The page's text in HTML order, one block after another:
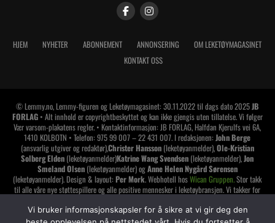
HJEM NYHETER ABONNEMENT ANNONSERING
OM LEKETØYMAGASINET
KONTAKT OSS
© Lemmy.no, Lemmy-figuren og Leketøymagasinet: 30.11.2022 til dags dato 2025JB
FORLAG• Alt innhold er copyrightbeskyttet og kan ikke gjengis uten tillatelse. Vi følger
Vær varsom-plakatens regler. • Kontaktinformasjon: JB FORLAG, Halfdan Kjerulfs vei 6A,
1410 KOLBOTN • Telefon: 975 99 007 – 22 431 007. I redaksjonen:John Berge
(ansvarlig utgiver og redaktør),Christer Hansson(leketøyanmelder),Ole-Kristian
Solberg Elden (leketøyanmelder)Katrine Wang Svendsen (leketøyanmelder),Jon
Smeland Olsen(leketøyanmelder) ogAnne Helen Nygård Sørensen
(leketøyanmelder). Design & layout:Per Mork. Webhotell hosWican Gruppen.Stor takk
til alle våre nye støttespillere og alle positive mennesker i leketøybransjen. Vi takker for
selv et klapp på skuldrene!
Vi bruker informasjonskapsler for å sikre at vi gir deg den